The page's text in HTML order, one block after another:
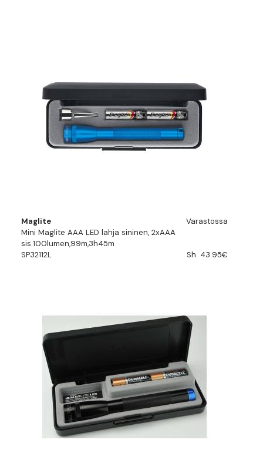
Maglite
Varastossa
Mini Maglite AAA LED lahja sininen, 2xAAA
sis.100lumen,99m,3h45m
SP32112L
Sh. 43.95€